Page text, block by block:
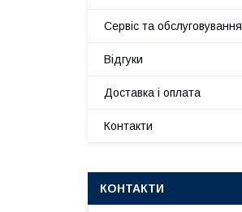
Сервіс та обслуговування
Відгуки
Доставка і оплата
Контакти
КОНТАКТИ